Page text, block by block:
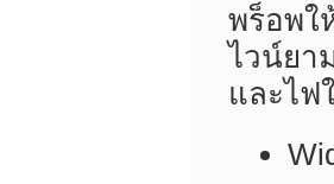
พร็อพใ
ไวน์ยา
และไฟ